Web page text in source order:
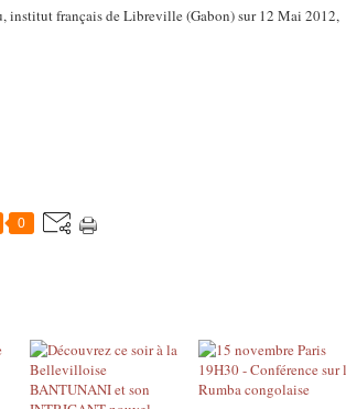
institut français de Libreville (Gabon) sur 12 Mai 2012,
0